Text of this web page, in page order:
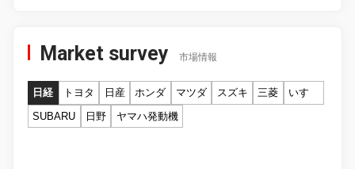
Market survey 市場情報
日経 トヨタ 日産 ホンダ マツダ スズキ 三菱
いすゞ
SUBARU
日野 ヤマハ発動機